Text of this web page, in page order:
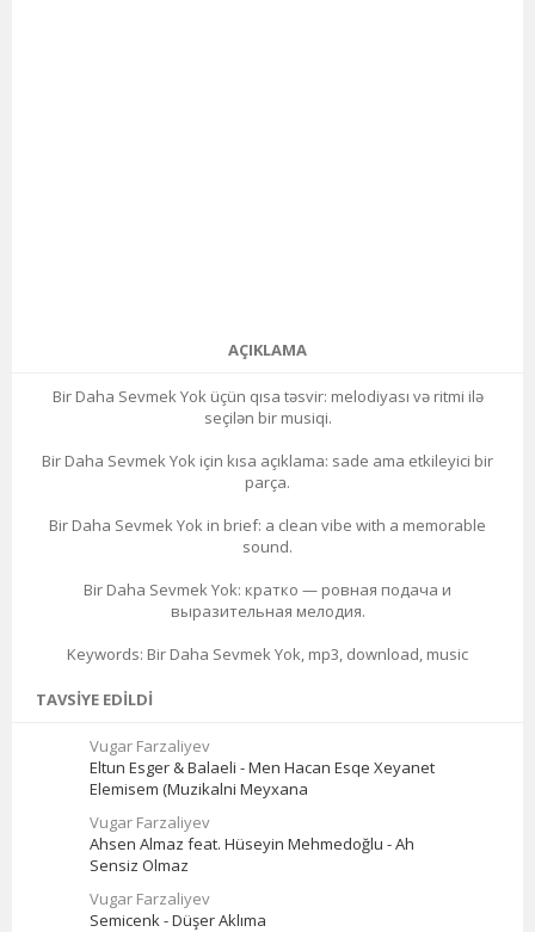
AÇIKLAMA
Bir Daha Sevmek Yok üçün qısa təsvir: melodiyası və ritmi ilə
seçilən bir musiqi.
Bir Daha Sevmek Yok için kısa açıklama: sade ama etkileyici bir
parça.
Bir Daha Sevmek Yok in brief: a clean vibe with a memorable
sound.
Bir Daha Sevmek Yok: кратко — ровная подача и
выразительная мелодия.
Keywords: Bir Daha Sevmek Yok, mp3, download, music
TAVSIYE EDILDI
Vugar Farzaliyev
Eltun Esger & Balaeli - Men Hacan Esqe Xeyanet
Elemisem (Muzikalni Meyxana
Vugar Farzaliyev
Ahsen Almaz feat. Hüseyin Mehmedoğlu - Ah
Sensiz Olmaz
Vugar Farzaliyev
Semicenk - Düşer Aklıma